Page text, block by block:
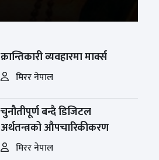
क्रान्तिकारी व्यवहारमा मार्क्स
मिरर नेपाल
चुनौतीपूर्ण बन्दै डिजिटल
अर्थतन्त्रको औपचारिकीकरण
मिरर नेपाल